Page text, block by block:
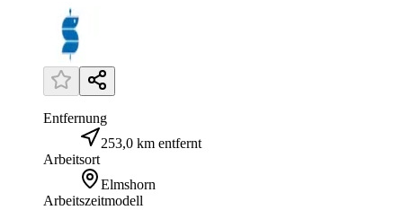
Entfernung
253,0 km entfernt
Arbeitsort
Elmshorn
Arbeitszeitmodell